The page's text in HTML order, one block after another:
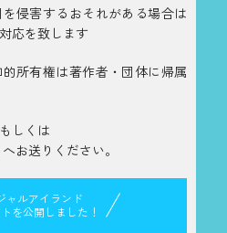
侵害するおそれがある場合は
応を致します
所有権は著作者・団体に帰属
しくは
へお送りください。
ャルアイランド
を公開しました！